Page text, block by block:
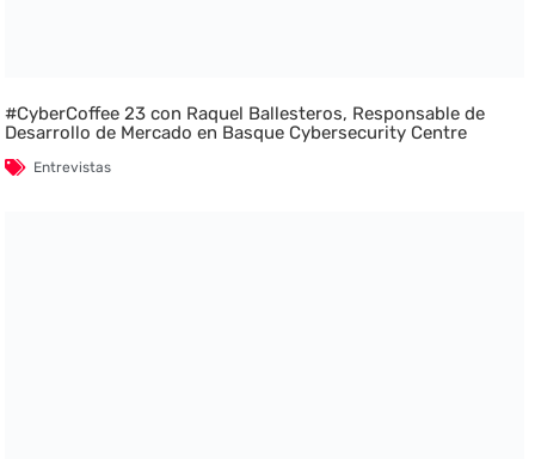
#CyberCoffee 23 con Raquel Ballesteros, Responsable de
Desarrollo de Mercado en Basque Cybersecurity Centre
Entrevistas